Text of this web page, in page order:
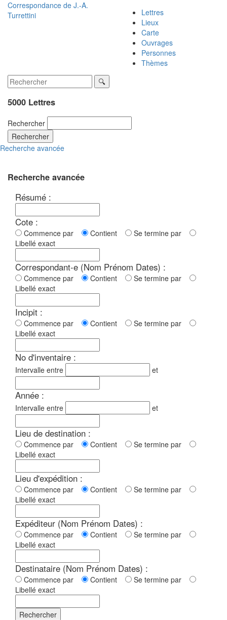
Correspondance de J.-A.
Turrettini
Lettres
Lieux
Carte
Ouvrages
Personnes
Thèmes
5000 Lettres
Rechercher
Rechercher
Recherche avancée
Recherche avancée
Résumé :
Cote :
Commence par Contient
Se termine par
Libellé exact
Correspondant-e (Nom Prénom Dates) :
Commence par Contient
Se termine par
Libellé exact
Incipit :
Commence par Contient
Se termine par
Libellé exact
No d'inventaire :
Intervalle entre et
Année :
Intervalle entre et
Lieu de destination :
Commence par Contient
Se termine par
Libellé exact
Lieu d'expédition :
Commence par Contient
Se termine par
Libellé exact
Expéditeur (Nom Prénom Dates) :
Commence par Contient
Se termine par
Libellé exact
Destinataire (Nom Prénom Dates) :
Commence par Contient
Se termine par
Libellé exact
Rechercher